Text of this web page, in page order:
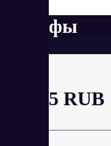
Тарифы
от 895 RUB